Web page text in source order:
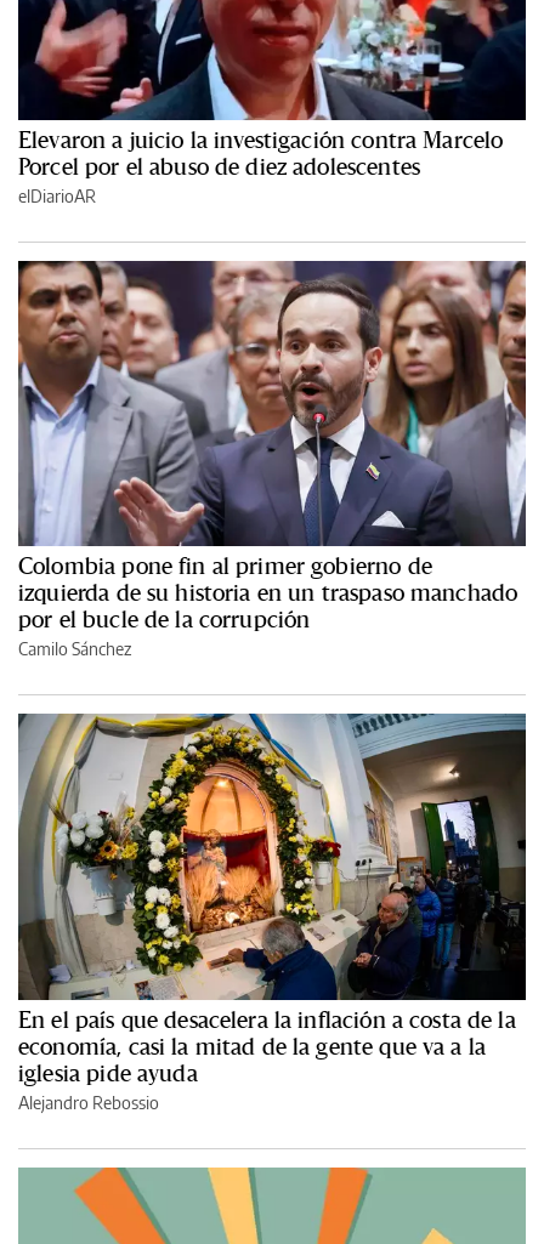
Elevaron a juicio la investigación contra Marcelo
Porcel por el abuso de diez adolescentes
elDiarioAR
Colombia pone fin al primer gobierno de
izquierda de su historia en un traspaso manchado
por el bucle de la corrupción
Camilo Sánchez
En el país que desacelera la inflación a costa de la
economía, casi la mitad de la gente que va a la
iglesia pide ayuda
Alejandro Rebossio